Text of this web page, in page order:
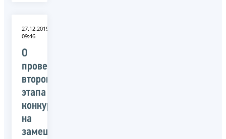
27.12.2019
09:46
О
проведении
второго
этапа
конкурса
на
замещение